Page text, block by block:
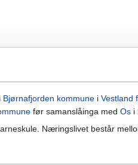
Bjørnafjorden kommune i Vestland
før samanslåinga med Os i
Næringslivet består